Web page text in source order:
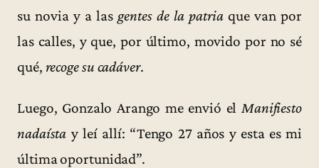
su novia y a lasgentes de la patriaque van por
las calles, y que, por último, movido por no sé
qué, recoge su cadáver.
Luego, Gonzalo Arango me envió el Manifiesto
nadaísta y leí allí: “Tengo 27 años y esta es mi
última oportunidad”.